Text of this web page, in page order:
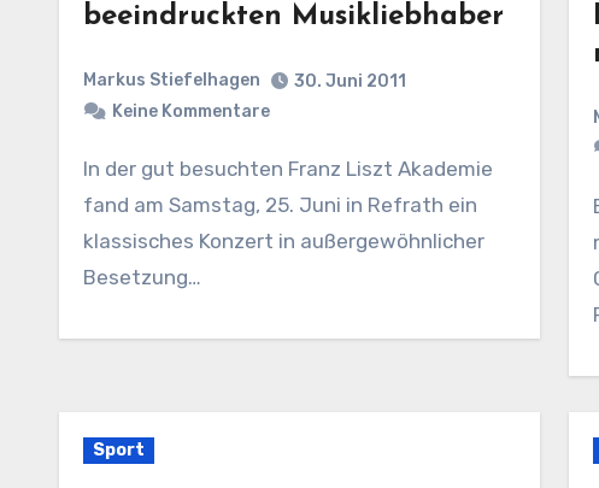
beeindruckten Musikliebhaber
Markus Stiefelhagen
30. Juni 2011
Keine Kommentare
In der gut besuchten Franz Liszt Akademie
fand am Samstag, 25. Juni in Refrath ein
klassisches Konzert in außergewöhnlicher
Besetzung…
Beim 48.
Sport